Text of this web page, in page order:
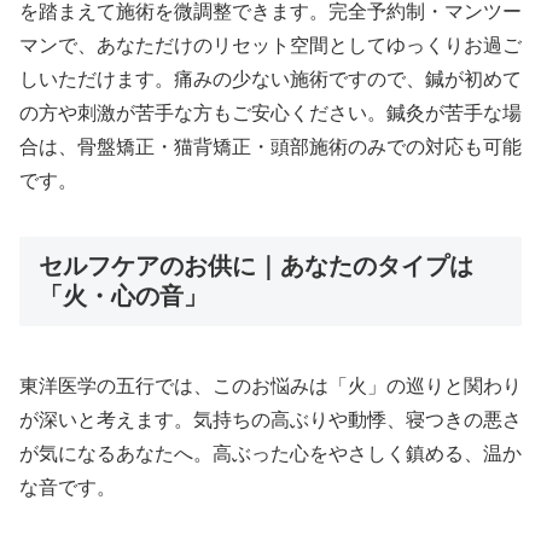
を踏まえて施術を微調整できます。完全予約制・マンツー
マンで、あなただけのリセット空間としてゆっくりお過ご
しいただけます。痛みの少ない施術ですので、鍼が初めて
の方や刺激が苦手な方もご安心ください。鍼灸が苦手な場
合は、骨盤矯正・猫背矯正・頭部施術のみでの対応も可能
です。
セルフケアのお供に｜あなたのタイプは
「火・心の音」
東洋医学の五行では、このお悩みは「火」の巡りと関わり
が深いと考えます。気持ちの高ぶりや動悸、寝つきの悪さ
が気になるあなたへ。高ぶった心をやさしく鎮める、温か
な音です。